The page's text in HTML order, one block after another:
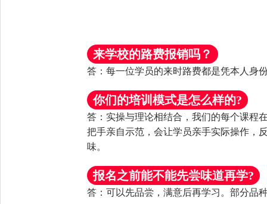
来学校的路费报销吗？
答：每一位学员的来时路费都是凭本人身
你们的培训模式是怎么样的?
答： 实操与理论相结合 ，我们的每个课程
把手亲自示范 ，会让学员亲手实际操作，
味。
报名之前能不能先尝味道再学?
答： 可以先品尝，满意后再学习 。部分品